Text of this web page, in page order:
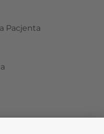
Pacjenta